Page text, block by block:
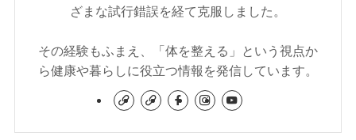
ざまな試行錯誤を経て克服しました。
その経験もふまえ、「体を整える」という視点か
ら健康や暮らしに役立つ情報を発信しています。